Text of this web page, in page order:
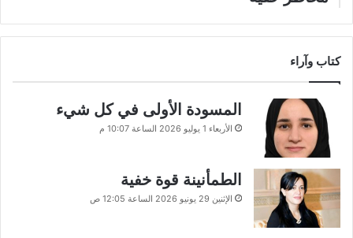
كتاب وآراء
المسودة الأولى في كل شيء
الأربعاء 1 يوليو 2026 الساعة 10:07 م
الطمأنينة قوة خفية
الإثنين 29 يونيو 2026 الساعة 12:05 ص